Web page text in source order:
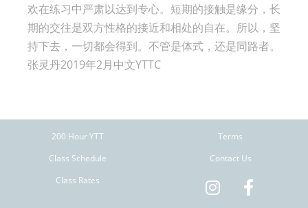
欢在练习中严肃以达到专心。短期的接触是缘分，长
期的交往是双方性格的接近和相处的自在。所以，坚
持下去，一切都会得到。不管是体式，还是同路者。
张灵丹2019年2月中文YTTC
200 Hour YTT
Class Schedule
Class Rates
Terms
Contact Us